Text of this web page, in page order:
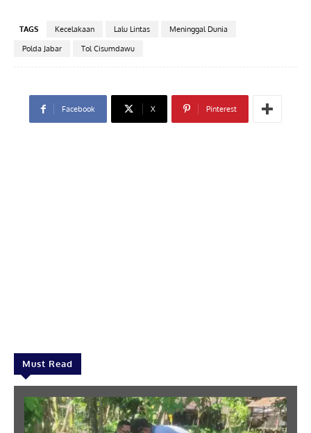
TAGS Kecelakaan Lalu Lintas
Meninggal Dunia
Polda Jabar
Tol Cisumdawu
Facebook X Pinterest
Must Read